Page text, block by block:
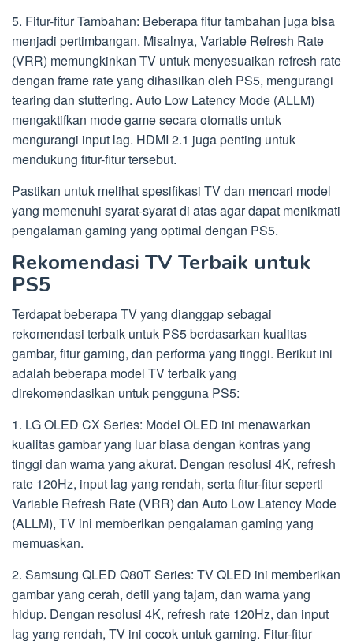
5. Fitur-fitur Tambahan: Beberapa fitur tambahan juga bisa
menjadi pertimbangan. Misalnya, Variable Refresh Rate
(VRR) memungkinkan TV untuk menyesuaikan refresh rate
dengan frame rate yang dihasilkan oleh PS5, mengurangi
tearing dan stuttering. Auto Low Latency Mode (ALLM)
mengaktifkan mode game secara otomatis untuk
mengurangi input lag. HDMI 2.1 juga penting untuk
mendukung fitur-fitur tersebut.
Pastikan untuk melihat spesifikasi TV dan mencari model
yang memenuhi syarat-syarat di atas agar dapat menikmati
pengalaman gaming yang optimal dengan PS5.
Rekomendasi TV Terbaik untuk
PS5
Terdapat beberapa TV yang dianggap sebagai
rekomendasi terbaik untuk PS5 berdasarkan kualitas
gambar, fitur gaming, dan performa yang tinggi. Berikut ini
adalah beberapa model TV terbaik yang
direkomendasikan untuk pengguna PS5:
1. LG OLED CX Series: Model OLED ini menawarkan
kualitas gambar yang luar biasa dengan kontras yang
tinggi dan warna yang akurat. Dengan resolusi 4K, refresh
rate 120Hz, input lag yang rendah, serta fitur-fitur seperti
Variable Refresh Rate (VRR) dan Auto Low Latency Mode
(ALLM), TV ini memberikan pengalaman gaming yang
memuaskan.
2. Samsung QLED Q80T Series: TV QLED ini memberikan
gambar yang cerah, detil yang tajam, dan warna yang
hidup. Dengan resolusi 4K, refresh rate 120Hz, dan input
lag yang rendah, TV ini cocok untuk gaming. Fitur-fitur